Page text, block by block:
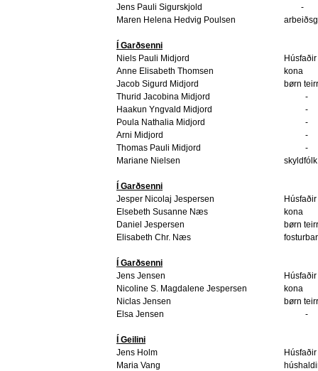
Jens Pauli Sigurskjold
-
Maren Helena Hedvig Poulsen
Í Garðsenni
Niels Pauli Midjord
Húsfaðir
Anne Elisabeth Thomsen
kona
Jacob Sigurd Midjord
børn
Thurid Jacobina Midjord
-
Haakun Yngvald Midjord
-
Poula Nathalia Midjord
-
Arni Midjord
-
Thomas Pauli Midjord
-
Mariane Nielsen
skyldfólk
Í Garðsenni
Jesper Nicolaj Jespersen
Húsfaðir
Elsebeth Susanne Næs
kona
Daniel Jespersen
børn
Elisabeth Chr. Næs
Í Garðsenni
Jens Jensen
Húsfaðir
Nicoline S. Magdalene Jespersen
kona
Niclas Jensen
børn
Elsa Jensen
-
Í Geilini
Jens Holm
Húsfaðir
Maria Vang